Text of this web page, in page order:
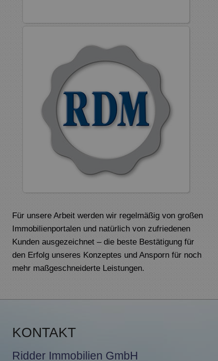
Für unsere Arbeit werden wir regelmäßig von großen
Immobilienportalen und natürlich von zufriedenen
Kunden ausgezeichnet – die beste Bestätigung für
den Erfolg unseres Konzeptes und Ansporn für noch
mehr maßgeschneiderte Leistungen.
KONTAKT
Ridder Immobilien GmbH